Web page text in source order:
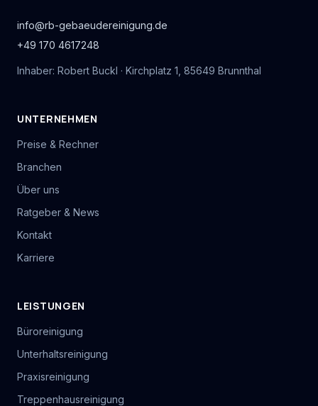
info@rb-gebaeudereinigung.de
+49 170 4617248
Inhaber: Robert Buckl · Kirchplatz 1, 85649 Brunnthal
UNTERNEHMEN
Preise & Rechner
Branchen
Über uns
Ratgeber & News
Kontakt
Karriere
LEISTUNGEN
Büroreinigung
Unterhaltsreinigung
Praxisreinigung
Treppenhausreinigung